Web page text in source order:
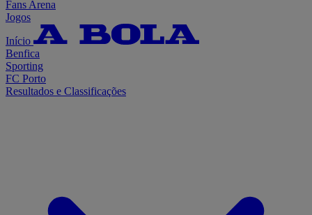
Fans Arena
Jogos
Início
Benfica
Sporting
FC Porto
Resultados e Classificações